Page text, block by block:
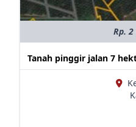
Rp.
Tanah pinggir jalan 7